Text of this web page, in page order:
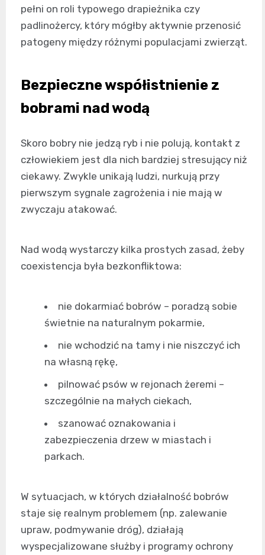
pełni on roli typowego drapieżnika czy
padlinożercy, który mógłby aktywnie przenosić
patogeny między różnymi populacjami zwierząt.
Bezpieczne współistnienie z
bobrami nad wodą
Skoro bobry nie jedzą ryb i nie polują, kontakt z
człowiekiem jest dla nich bardziej stresujący niż
ciekawy. Zwykle unikają ludzi, nurkują przy
pierwszym sygnale zagrożenia i nie mają w
zwyczaju atakować.
Nad wodą wystarczy kilka prostych zasad, żeby
coexistencja była bezkonfliktowa:
nie dokarmiać bobrów – poradzą sobie
świetnie na naturalnym pokarmie,
nie wchodzić na tamy i nie niszczyć ich
na własną rękę,
pilnować psów w rejonach żeremi –
szczególnie na małych ciekach,
szanować oznakowania i
zabezpieczenia drzew w miastach i
parkach.
W sytuacjach, w których działalność bobrów
staje się realnym problemem (np. zalewanie
upraw, podmywanie dróg), działają
wyspecjalizowane służby i programy ochrony